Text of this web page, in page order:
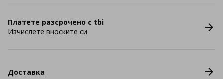
Платете разсрочено с tbi
Изчислете вноските си
Доставка